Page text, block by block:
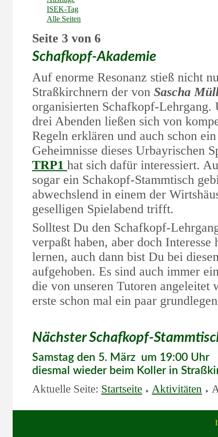
ISEK-Tag
Alle Seiten
Seite 3 von 6
Schafkopf-Akademie
Auf enorme Resonanz stieß nicht
Straßkirchnern der von Sascha
organisierten Schafkopf-Lehrgang.
drei Abenden ließen sich von
Regeln erklären und auch schon
Geheimnisse dieses Urbayrischen
TRP1 hat sich dafür interessiert.
sogar ein Schakopf-Stammtisch
abwechslend in einem der
geselligen Spielabend trifft.
Solltest Du den Schafkopf-
verpaßt haben, aber doch Interesse
lernen, auch dann bist Du bei
aufgehoben. Es sind auch immer
die von unseren Tutoren angeleitet
erste schon mal ein paar
Nächster Schafkopf-
Samstag den 5. März um 19:00 Uhr
diesmal wieder beim Koller in
Aktuelle Seite: Startseite Aktivitäten